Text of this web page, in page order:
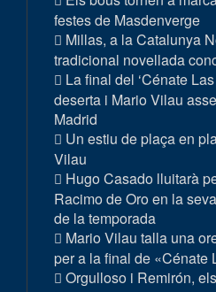
festes de Masdenverge
Millas, a la Catalunya
tradicional novellada
La final del ‘Cénate
deserta i Mario Vilau
Madrid
Un estiu de plaça en
Vilau
Hugo Casado lluitarà
Racimo de Oro en la
de la temporada
Mario Vilau talla una
per a la final de «Cénate
Orgulloso i Remirón,